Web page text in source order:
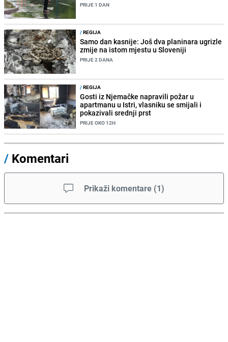
PRIJE 1 DAN
/REGIJA
Samo dan kasnije: Još dva planinara ugrizle
zmije na istom mjestu u Sloveniji
PRIJE 2 DANA
/REGIJA
Gosti iz Njemačke napravili požar u
apartmanu u Istri, vlasniku se smijali i
pokazivali srednji prst
PRIJE OKO 12H
/ Komentari
Prikaži komentare (1)